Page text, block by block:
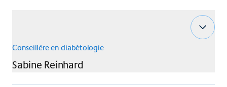
Conseillère en diabétologie
Sabine Reinhard